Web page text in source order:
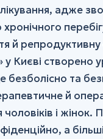
адже
й
у Києві створено
безболісно та
й
чоловіків і жінок.
а